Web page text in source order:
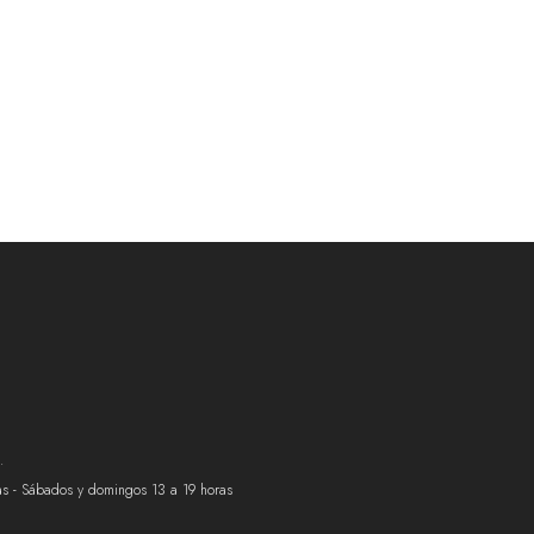
- Sábados y domingos 13 a 19 horas